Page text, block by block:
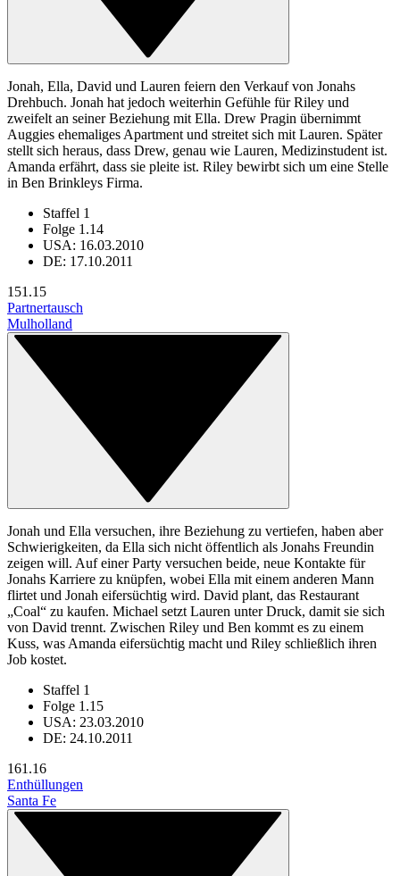
Jonah, Ella, David und Lauren feiern den Verkauf von Jonahs
Drehbuch. Jonah hat jedoch weiterhin Gefühle für Riley und
zweifelt an seiner Beziehung mit Ella. Drew Pragin übernimmt
Auggies ehemaliges Apartment und streitet sich mit Lauren. Später
stellt sich heraus, dass Drew, genau wie Lauren, Medizinstudent ist.
Amanda erfährt, dass sie pleite ist. Riley bewirbt sich um eine Stelle
in Ben Brinkleys Firma.
Staffel 1
Folge 1.14
USA: 16.03.2010
DE: 17.10.2011
151.15
Partnertausch
Mulholland
Jonah und Ella versuchen, ihre Beziehung zu vertiefen, haben aber
Schwierigkeiten, da Ella sich nicht öffentlich als Jonahs Freundin
zeigen will. Auf einer Party versuchen beide, neue Kontakte für
Jonahs Karriere zu knüpfen, wobei Ella mit einem anderen Mann
flirtet und Jonah eifersüchtig wird. David plant, das Restaurant
„Coal“ zu kaufen. Michael setzt Lauren unter Druck, damit sie sich
von David trennt. Zwischen Riley und Ben kommt es zu einem
Kuss, was Amanda eifersüchtig macht und Riley schließlich ihren
Job kostet.
Staffel 1
Folge 1.15
USA: 23.03.2010
DE: 24.10.2011
161.16
Enthüllungen
Santa Fe